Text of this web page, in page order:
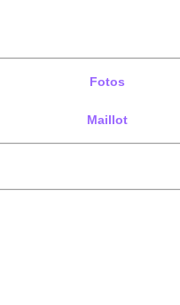
Fotos
Maillot